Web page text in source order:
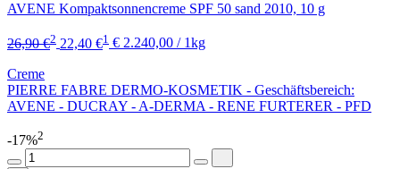
AVENE Kompaktsonnencreme SPF 50 sand 2010, 10 g
26,90 €2 22,40 €1 € 2.240,00 / 1kg
Creme
PIERRE FABRE DERMO-KOSMETIK - Geschäftsbereich:
AVENE - DUCRAY - A-DERMA - RENE FURTERER - PFD
-17%2